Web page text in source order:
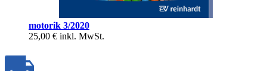
motorik 3/2020
25,00 € inkl. MwSt.